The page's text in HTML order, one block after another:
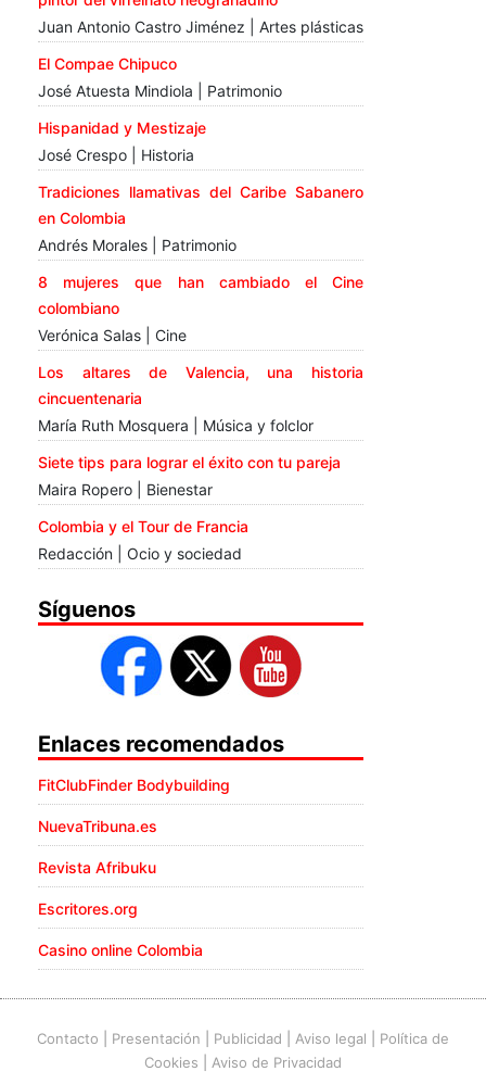
Juan Antonio Castro Jiménez | Artes plásticas
El Compae Chipuco
José Atuesta Mindiola | Patrimonio
Hispanidad y Mestizaje
José Crespo | Historia
Tradiciones llamativas del Caribe Sabanero
en Colombia
Andrés Morales | Patrimonio
8 mujeres que han cambiado el Cine
colombiano
Verónica Salas | Cine
Los altares de Valencia, una historia
cincuentenaria
María Ruth Mosquera | Música y folclor
Siete tips para lograr el éxito con tu pareja
Maira Ropero | Bienestar
Colombia y el Tour de Francia
Redacción | Ocio y sociedad
Síguenos
Enlaces recomendados
FitClubFinder Bodybuilding
NuevaTribuna.es
Revista Afribuku
Escritores.org
Casino online Colombia
Contacto Presentación Publicidad Aviso legal
Política de
Cookies
Aviso de Privacidad